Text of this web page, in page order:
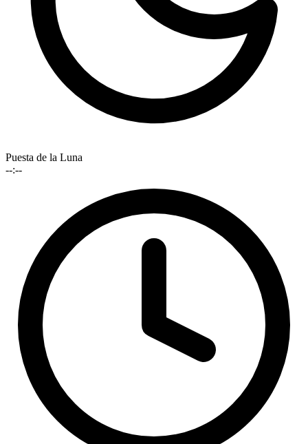
Puesta de la Luna
--:--